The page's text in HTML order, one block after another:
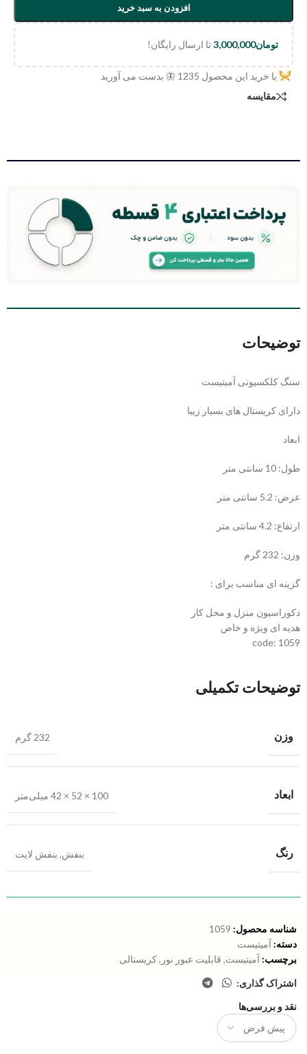
افزودن به سبد خرید
تومان3,000,000تا ارسال رایگان!
با خرید این محصول 1235 🦋 بدست می آورید
مقایسه
توضیحات
سنگ کلکسیونی آمیتیست
دارای کریستال های بسیار زیبا
ابعاد
طول: 10 سانتی متر
عرض: 5.2 سانتی متر
ارتفاع: 4.2 سانتی متر
وزن: 232 گرم
گزینه ای مناسب برای :
دکوراسیون منزل و محل کار
هدیه ای ویژه و خاص
code: 1059
توضیحات تکمیلی
وزن 232 گرم
ابعاد 100 × 52 × 42 میلی‌متر
رنگ بنفش, بنفش لایت
شناسه محصول: 1059
دسته: آمیتیست
برچسب: آمیتیست, قابلیت عبور نور ,کریستالی
اشتراک گذاری:
نقد و بررسی‌ها